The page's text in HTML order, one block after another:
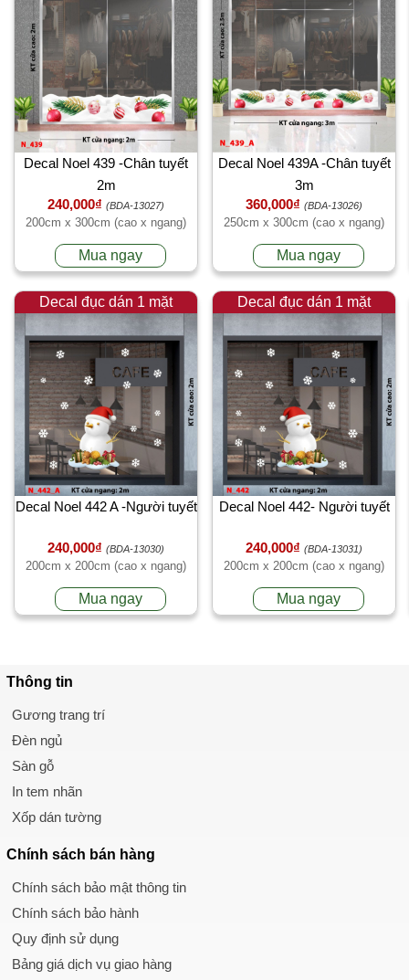
Decal Noel 439 -Chân tuyết
2m
240,000₫ (BDA-13027)
200cm x 300cm (cao x ngang)
Mua ngay
Decal Noel 439A -Chân tuyết
3m
360,000₫ (BDA-13026)
250cm x 300cm (cao x ngang)
Mua ngay
Decal đục dán 1 mặt
Decal Noel 442 A -Người tuyết
240,000₫ (BDA-13030)
200cm x 200cm (cao x ngang)
Mua ngay
Decal đục dán 1 mặt
Decal Noel 442- Người tuyết
240,000₫ (BDA-13031)
200cm x 200cm (cao x ngang)
Mua ngay
Thông tin
Gương trang trí
Đèn ngủ
Sàn gỗ
In tem nhãn
Xốp dán tường
Chính sách bán hàng
Chính sách bảo mật thông tin
Chính sách bảo hành
Quy định sử dụng
Bảng giá dịch vụ giao hàng